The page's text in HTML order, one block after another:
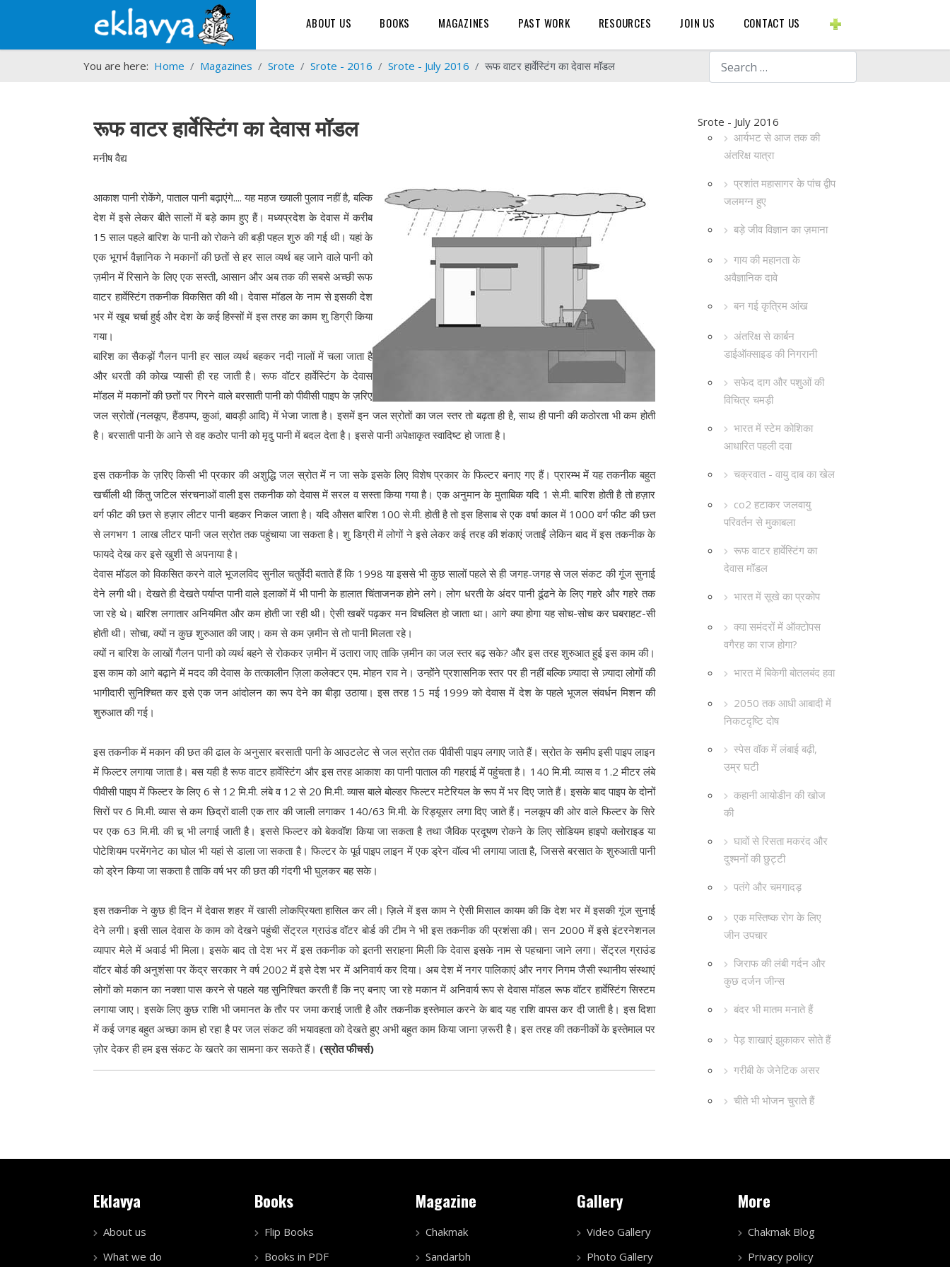
Search
ABOUT US BOOKS MAGAZINES PAST WORK RESOURCES JOIN US CONTACT US
You are here: Home Magazines Srote Srote - 2016 Srote - July 2016 रूफ वाटर हार्वेस्टिंग का देवास मॉडल
Srote - July 2016
आर्यभट से आज तक की
अंतरिक्ष यात्रा
प्रशांत महासागर के पांच द्वीप
जलमग्न हुए
बड़े जीव विज्ञान का ज़माना
गाय की महानता के
अवैज्ञानिक दावे
बन गई कृत्रिम आंख
अंतरिक्ष से कार्बन
डाईऑक्साइड की निगरानी
सफेद दाग और पशुओं की
विचित्र चमड़ी
भारत में स्टेम कोशिका
आधारित पहली दवा
चक्रवात - वायु दाब का खेल
co2 हटाकर जलवायु
परिवर्तन से मुकाबला
रूफ वाटर हार्वेस्टिंग का
देवास मॉडल
भारत में सूखे का प्रकोप
क्या समंदरों में ऑक्टोपस
वगैरह का राज होगा?
भारत में बिकेगी बोतलबंद हवा
2050 तक आधी आबादी में
निकटदृष्टि दोष
स्पेस वॉक में लंबाई बढ़ी,
उम्र घटी
कहानी आयोडीन की खोज
की
घावों से रिसता मकरंद और
दुश्मनों की छुट्टी
पतंगे और चमगादड़
एक मस्तिष्क रोग के लिए
जीन उपचार
जिराफ की लंबी गर्दन और
कुछ दर्जन जीन्स
बंदर भी मातम मनाते हैं
पेड़ शाखाएं झुकाकर सोते हैं
गरीबी के जेनेटिक असर
चीते भी भोजन चुराते हैं
रूफ वाटर हार्वेस्टिंग का देवास मॉडल
मनीष वैद्य
आकाश पानी रोकेंगे, पाताल पानी बढ़ाएंगे.... यह महज ख्याली पुलाव नहीं है, बल्कि
देश में इसे लेकर बीते सालों में बड़े काम हुए हैं। मध्यप्रदेश के देवास में करीब
15 साल पहले बारिश के पानी को रोकने की बड़ी पहल शुरु की गई थी। यहां के
एक भूगर्भ वैज्ञानिक ने मकानों की छतों से हर साल व्यर्थ बह जाने वाले पानी को
ज़मीन में रिसाने के लिए एक सस्ती, आसान और अब तक की सबसे अच्छी रूफ
वाटर हार्वेस्टिंग तकनीक विकसित की थी। देवास मॉडल के नाम से इसकी देश
भर में खूब चर्चा हुई और देश के कई हिस्सों में इस तरह का काम शु डिग्री किया
गया।
बारिश का सैकड़ों गैलन पानी हर साल व्यर्थ बहकर नदी नालों में चला जाता है
और धरती की कोख प्यासी ही रह जाती है। रूफ वॉटर हार्वेस्टिंग के देवास
मॉडल में मकानों की छतों पर गिरने वाले बरसाती पानी को पीवीसी पाइप के ज़रिए
जल स्रोतों (नलकूप, हैंडपम्प, कुआं, बावड़ी आदि) में भेजा जाता है। इसमें इन जल स्रोतों का जल स्तर तो बढ़ता ही है, साथ ही पानी की कठोरता भी कम होती
है। बरसाती पानी के आने से वह कठोर पानी को मृदु पानी में बदल देता है। इससे पानी अपेक्षाकृत स्वादिष्ट हो जाता है।
इस तकनीक के ज़रिए किसी भी प्रकार की अशुद्धि जल स्रोत में न जा सके इसके लिए विशेष प्रकार के फिल्टर बनाए गए हैं। प्रारम्भ में यह तकनीक बहुत
खर्चीली थी किंतु जटिल संरचनाओं वाली इस तकनीक को देवास में सरल व सस्ता किया गया है। एक अनुमान के मुताबिक यदि 1 से.मी. बारिश होती है तो हज़ार
वर्ग फीट की छत से हज़ार लीटर पानी बहकर निकल जाता है। यदि औसत बारिश 100 से.मी. होती है तो इस हिसाब से एक वर्षा काल में 1000 वर्ग फीट की छत
से लगभग 1 लाख लीटर पानी जल स्रोत तक पहुंचाया जा सकता है। शु डिग्री में लोगों ने इसे लेकर कई तरह की शंकाएं जताईं लेकिन बाद में इस तकनीक के
फायदे देख कर इसे खुशी से अपनाया है।
देवास मॉडल को विकसित करने वाले भूजलविद सुनील चतुर्वेदी बताते हैं कि 1998 या इससे भी कुछ सालों पहले से ही जगह-जगह से जल संकट की गूंज सुनाई
देने लगी थी। देखते ही देखते पर्याप्त पानी वाले इलाकों में भी पानी के हालात चिंताजनक होने लगे। लोग धरती के अंदर पानी ढूंढने के लिए गहरे और गहरे तक
जा रहे थे। बारिश लगातार अनियमित और कम होती जा रही थी। ऐसी खबरें पढ़कर मन विचलित हो जाता था। आगे क्या होगा यह सोच-सोच कर घबराहट-सी
होती थी। सोचा, क्यों न कुछ शुरुआत की जाए। कम से कम ज़मीन से तो पानी मिलता रहे।
क्यों न बारिश के लाखों गैलन पानी को व्यर्थ बहने से रोककर ज़मीन में उतारा जाए ताकि ज़मीन का जल स्तर बढ़ सके? और इस तरह शुरुआत हुई इस काम की।
इस काम को आगे बढ़ाने में मदद की देवास के तत्कालीन ज़िला कलेक्टर एम. मोहन राव ने। उन्होंने प्रशासनिक स्तर पर ही नहीं बल्कि ज़्यादा से ज़्यादा लोगों की
भागीदारी सुनिश्चित कर इसे एक जन आंदोलन का रूप देने का बीड़ा उठाया। इस तरह 15 मई 1999 को देवास में देश के पहले भूजल संवर्धन मिशन की
शुरुआत की गई।
इस तकनीक में मकान की छत की ढाल के अनुसार बरसाती पानी के आउटलेट से जल स्रोत तक पीवीसी पाइप लगाए जाते हैं। स्रोत के समीप इसी पाइप लाइन
में फिल्टर लगाया जाता है। बस यही है रूफ वाटर हार्वेस्टिंग और इस तरह आकाश का पानी पाताल की गहराई में पहुंचता है। 140 मि.मी. व्यास व 1.2 मीटर लंबे
पीवीसी पाइप में फिल्टर के लिए 6 से 12 मि.मी. लंबे व 12 से 20 मि.मी. व्यास बाले बोल्डर फिल्टर मटेरियल के रूप में भर दिए जाते हैं। इसके बाद पाइप के दोनों
सिरों पर 6 मि.मी. व्यास से कम छिद्रों वाली एक तार की जाली लगाकर 140/63 मि.मी. के रिड्यूसर लगा दिए जाते हैं। नलकूप की ओर वाले फिल्टर के सिरे
पर एक 63 मि.मी. की च्र् भी लगाई जाती है। इससे फिल्टर को बेकवॉश किया जा सकता है तथा जैविक प्रदूषण रोकने के लिए सोडियम हाइपो क्लोराइड या
पोटेशियम परमेंगनेट का घोल भी यहां से डाला जा सकता है। फिल्टर के पूर्व पाइप लाइन में एक ड्रेन वॉल्व भी लगाया जाता है, जिससे बरसात के शुरुआती पानी
को ड्रेन किया जा सकता है ताकि वर्ष भर की छत की गंदगी भी घुलकर बह सके।
इस तकनीक ने कुछ ही दिन में देवास शहर में खासी लोकप्रियता हासिल कर ली। ज़िले में इस काम ने ऐसी मिसाल कायम की कि देश भर में इसकी गूंज सुनाई
देने लगी। इसी साल देवास के काम को देखने पहुंची सेंट्रल ग्राउंड वॉटर बोर्ड की टीम ने भी इस तकनीक की प्रशंसा की। सन 2000 में इसे इंटरनेशनल
व्यापार मेले में अवार्ड भी मिला। इसके बाद तो देश भर में इस तकनीक को इतनी सराहना मिली कि देवास इसके नाम से पहचाना जाने लगा। सेंट्रल ग्राउंड
वॉटर बोर्ड की अनुशंसा पर केंद्र सरकार ने वर्ष 2002 में इसे देश भर में अनिवार्य कर दिया। अब देश में नगर पालिकाएं और नगर निगम जैसी स्थानीय संस्थाएं
लोगों को मकान का नक्शा पास करने से पहले यह सुनिश्चित करती हैं कि नए बनाए जा रहे मकान में अनिवार्य रूप से देवास मॉडल रूफ वॉटर हार्वेस्टिंग सिस्टम
लगाया जाए। इसके लिए कुछ राशि भी जमानत के तौर पर जमा कराई जाती है और तकनीक इस्तेमाल करने के बाद यह राशि वापस कर दी जाती है। इस दिशा
में कई जगह बहुत अच्छा काम हो रहा है पर जल संकट की भयावहता को देखते हुए अभी बहुत काम किया जाना ज़रूरी है। इस तरह की तकनीकों के इस्तेमाल पर
ज़ोर देकर ही हम इस संकट के खतरे का सामना कर सकते हैं। (स्रोत फीचर्स)
Eklavya
About us
What we do
Books
Flip Books
Books in PDF
Magazine
Chakmak
Sandarbh
Gallery
Video Gallery
Photo Gallery
More
Chakmak Blog
Privacy policy